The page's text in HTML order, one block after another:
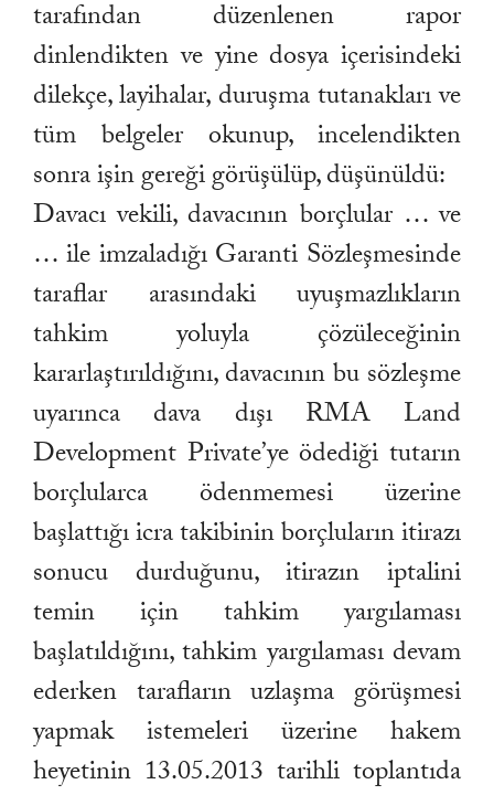
tarafından düzenlenen rapor
dinlendikten ve yine dosya içerisindeki
dilekçe, layihalar, duruşma tutanakları ve
tüm belgeler okunup, incelendikten
sonra işin gereği görüşülüp, düşünüldü:
Davacı vekili, davacının borçlular … ve
… ile imzaladığı Garanti Sözleşmesinde
taraflar arasındaki uyuşmazlıkların
tahkim yoluyla çözüleceğinin
kararlaştırıldığını, davacının bu sözleşme
uyarınca dava dışı RMA Land
Development Private’ye ödediği tutarın
borçlularca ödenmemesi üzerine
başlattığı icra takibinin borçluların itirazı
sonucu durduğunu, itirazın iptalini
temin için tahkim yargılaması
başlatıldığını, tahkim yargılaması devam
ederken tarafların uzlaşma görüşmesi
yapmak istemeleri üzerine hakem
heyetinin 13.05.2013 tarihli toplantıda